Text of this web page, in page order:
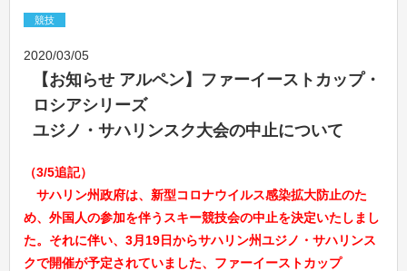
競技
2020/03/05
【お知らせ アルペン】ファーイーストカップ・
ロシアシリーズ
ユジノ・サハリンスク大会の中止について
（3/5追記）
サハリン州政府は、新型コロナウイルス感染拡大防止のた
め、外国人の参加を伴うスキー競技会の中止を決定いたしまし
た。それに伴い、3月19日からサハリン州ユジノ・サハリンス
クで開催が予定されていました、ファーイーストカップ